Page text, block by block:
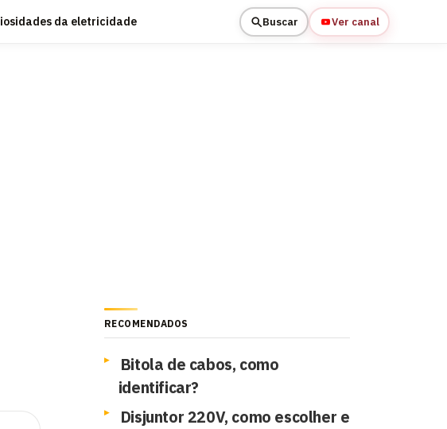
da eletricidade Buscar Ver canal
RECOMENDADOS
Bitola de cabos, como
identificar?
Disjuntor 220V, como escolher e